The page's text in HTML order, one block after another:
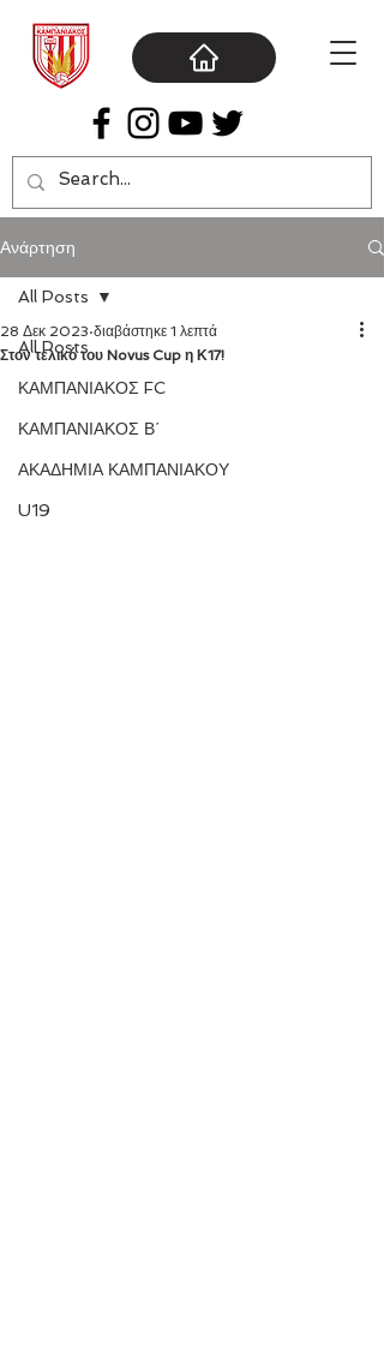
Ανάρτηση
All Posts
ΚΑΜΠΑΝΙΑΚΟΣ FC
ΚΑΜΠΑΝΙΑΚΟΣ Β΄
ΑΚΑΔΗΜΙΑ ΚΑΜΠΑΝΙΑΚΟΥ
U19
All Posts
Στον τελικό του Novus Cup η Κ17!
28 Δεκ 2023 διαβάστηκε 1 λεπτά